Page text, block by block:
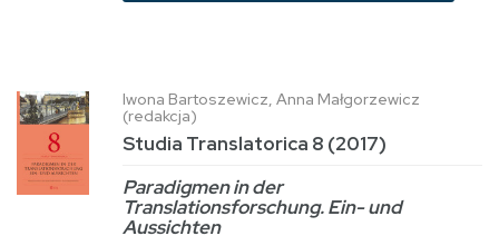
Iwona Bartoszewicz, Anna Małgorzewicz
(redakcja)
Studia Translatorica 8 (2017)
Paradigmen in der
Translationsforschung. Ein- und
Aussichten